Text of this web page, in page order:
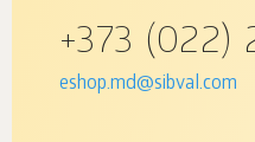
+373 (022)
eshop.md@sibval.com